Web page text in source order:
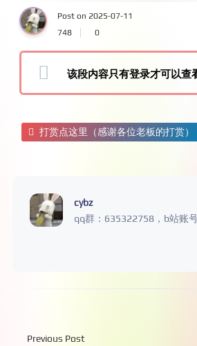
Post on 2025-07-11
748
0
该段内容只有登录才可以查
打赏点这里（感谢各位老板的打赏）
cybz
qq群：635322758，b站账
Previous Post